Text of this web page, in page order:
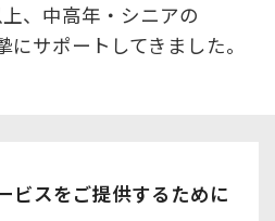
、中高年・シニアの
サポートしてきました。
ビスをご提供するために